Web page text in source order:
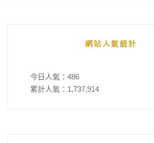
網站人氣統計
今日人氣： 486
累計人氣： 1,737,914